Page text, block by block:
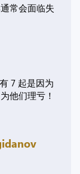
常会面临失
7 起是因为
他们理亏！